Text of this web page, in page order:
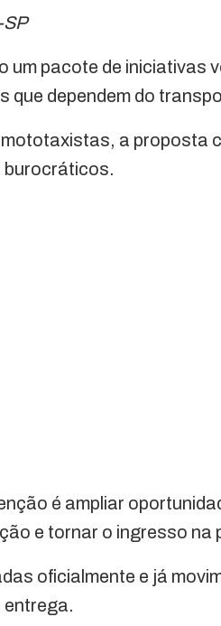
um pacote de iniciativas
que dependem do
a proposta
burocráticos.
é ampliar
e tornar o ingresso na
oficialmente e já
entrega.